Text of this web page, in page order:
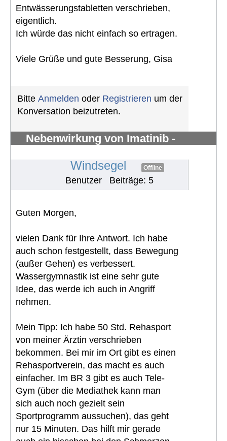
Entwässerungstabletten verschrieben,
eigentlich.
Ich würde das nicht einfach so ertragen.
Viele Grüße und gute Besserung, Gisa
Bitte Anmelden oder Registrieren um der
Konversation beizutreten.
Nebenwirkung von Imatinib -
Windsegel Offline
Benutzer Beiträge: 5
Guten Morgen,
vielen Dank für Ihre Antwort. Ich habe
auch schon festgestellt, dass Bewegung
(außer Gehen) es verbessert.
Wassergymnastik ist eine sehr gute
Idee, das werde ich auch in Angriff
nehmen.
Mein Tipp: Ich habe 50 Std. Rehasport
von meiner Ärztin verschrieben
bekommen. Bei mir im Ort gibt es einen
Rehasportverein, das macht es auch
einfacher. Im BR 3 gibt es auch Tele-
Gym (über die Mediathek kann man
sich auch noch gezielt sein
Sportprogramm aussuchen), das geht
nur 15 Minuten. Das hilft mir gerade